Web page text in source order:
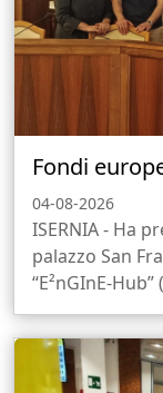
Fondi
04-08-2026
ISERNIA - Ha
palazzo San
“E²nGInE-Hub”